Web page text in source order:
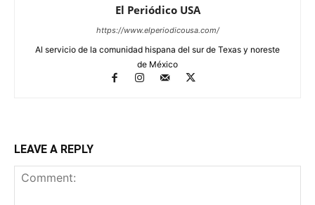
El Periódico USA
https://www.elperiodicousa.com/
Al servicio de la comunidad hispana del sur de Texas y noreste
de México
LEAVE A REPLY